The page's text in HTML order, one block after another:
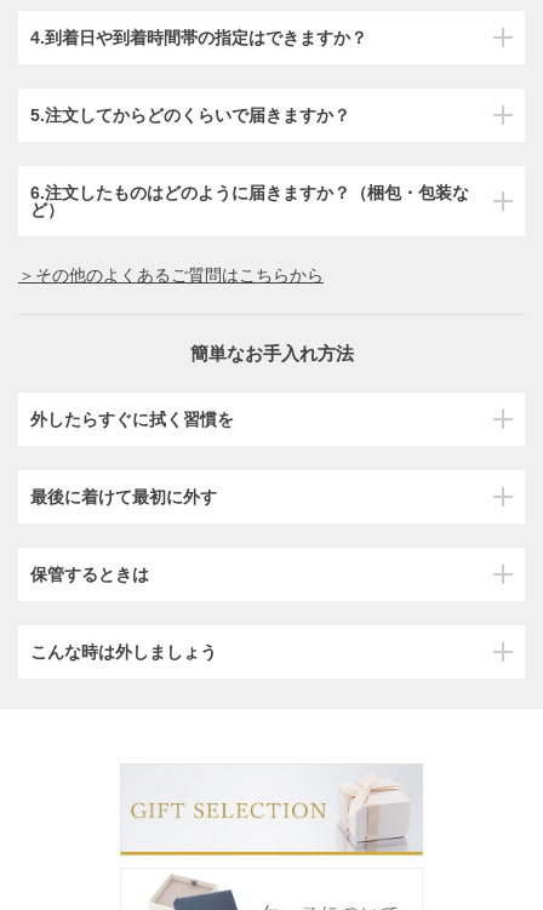
4.到着日や到着時間帯の指定はできますか？
5.注文してからどのくらいで届きますか？
6.注文したものはどのように届きますか？（梱包・包装な
ど）
＞その他のよくあるご質問はこちらから
簡単なお手入れ方法
外したらすぐに拭く習慣を
最後に着けて最初に外す
保管するときは
こんな時は外しましょう